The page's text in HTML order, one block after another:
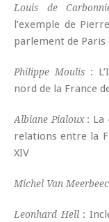
Louis de
l’exemple de
parlement de Paris
Philippe Moulis :
nord de la France
Albiane Pialoux: La
relations entre la
XIV
Michel Van
Leonhard Hell: